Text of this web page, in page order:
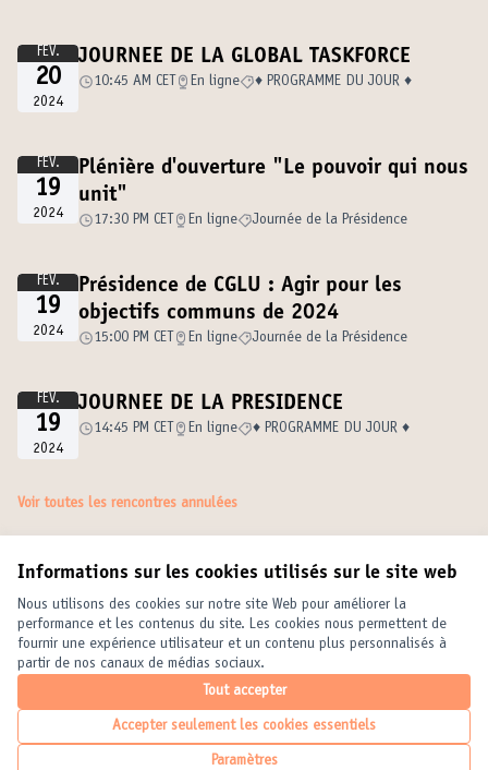
Informations sur les cookies utilisés sur le site web
Nous utilisons des cookies sur notre site Web pour améliorer la
performance et les contenus du site. Les cookies nous permettent de
fournir une expérience utilisateur et un contenu plus personnalisés à
partir de nos canaux de médias sociaux.
Tout accepter
Accepter seulement les cookies essentiels
Paramètres
FÉV.
20
2024
JOURNEE DE LA GLOBAL TASKFORCE
10:45 AM CET En ligne ♦️ PROGRAMME DU JOUR ♦️
FÉV.
19
2024
Plénière d'ouverture "Le pouvoir qui nous
unit"
17:30 PM CET En ligne Journée de la Présidence
FÉV.
19
2024
Présidence de CGLU : Agir pour les
objectifs communs de 2024
15:00 PM CET En ligne Journée de la Présidence
FÉV.
19
2024
JOURNEE DE LA PRESIDENCE
14:45 PM CET En ligne ♦️ PROGRAMME DU JOUR ♦️
Voir toutes les rencontres annulées
Conditions d'utilisation
Paramètres des cookies
United Cities and Local Governments sur X
(Lien externe)
United Cities and Local Governments sur Facebook
(Lien externe)
United Cities and Local Governments sur YouTube
(Lien externe)
Français
Elegir el idiomaChoose languageChoisir la langue
Licence
(Lien